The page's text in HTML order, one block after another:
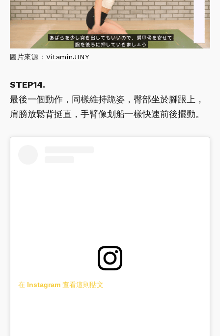
圖片來源： VitaminJINY
STEP14.
最後一個動作，同樣維持跪姿，臀部坐於腳跟上，
肩膀放鬆背挺直，手臂像划船一樣快速前後擺動。
在 Instagram 查看這則貼文